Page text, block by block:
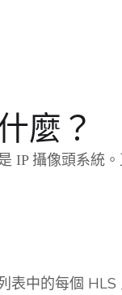
麼？
IP 攝像頭系統
中的每個